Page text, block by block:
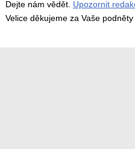
Dejte nám vědět. Upozornit
Velice děkujeme za Vaše podněty